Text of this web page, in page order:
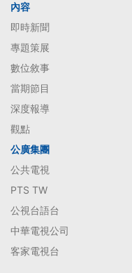
內容
即時新聞
專題策展
數位敘事
當期節目
深度報導
觀點
公廣集團
公共電視
PTS TW
公視台語台
中華電視公司
客家電視台